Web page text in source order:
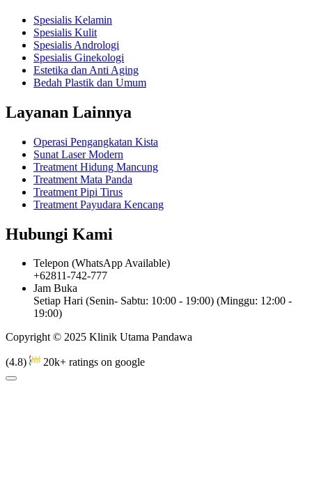
Spesialis Kelamin
Spesialis Kulit
Spesialis Andrologi
Spesialis Ginekologi
Estetika dan Anti Aging
Bedah Plastik dan Umum
Layanan Lainnya
Operasi Pengangkatan Kista
Sunat Laser Modern
Treatment Hidung Mancung
Treatment Mata Panda
Treatment Pipi Tirus
Treatment Payudara Kencang
Hubungi Kami
Telepon (WhatsApp Available)
+62811-742-777
Jam Buka
Setiap Hari (Senin- Sabtu: 10:00 - 19:00) (Minggu: 12:00 -
19:00)
Copyright © 2025 Klinik Utama Pandawa
(4.8) 20k+ ratings on google